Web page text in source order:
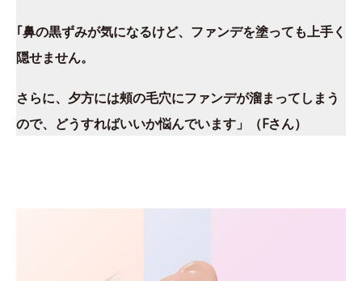
｢鼻の黒ずみが気になるけど、ファンデを塗っても上手く
隠せません。
さらに、夕方には頰の毛穴にファンデが溜まってしまう
ので、どうすればいいか悩んでいます」（Fさん）